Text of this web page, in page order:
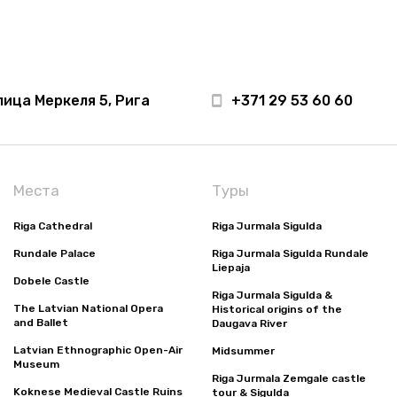
Меркеля 5, Рига +371 29 53 60 60
Места
Riga Cathedral
Rundale Palace
Dobele Castle
The Latvian National Opera
and Ballet
Latvian Ethnographic Open-Air
Museum
Koknese Medieval Castle Ruins
Туры
Riga Jurmala Sigulda
Riga Jurmala Sigulda Rundale
Liepaja
Riga Jurmala Sigulda &
Historical origins of the
Daugava River
Midsummer
Riga Jurmala Zemgale castle
tour & Sigulda